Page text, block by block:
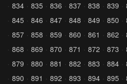
834
835 836 837 838 839
845
846 847 848 849 850
857
858 859 860 861 862
868
869 870 871 872 873
879
880 881 882 883 884
890
891 892 893 894 895